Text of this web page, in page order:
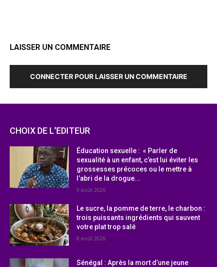
LAISSER UN COMMENTAIRE
CONNECTER POUR LAISSER UN COMMENTAIRE
CHOIX DE L'EDITEUR
Éducation sexuelle : « Parler de
sexualité à un enfant, c’est lui éviter les
grossesses précoces ou le mettre à
l’abri de la drogue...
9 août 2026
Le sucre, la pomme de terre, le charbon :
trois puissants ingrédients qui sauvent
votre plat trop salé
8 août 2026
Sénégal : Après la mort d’une jeune